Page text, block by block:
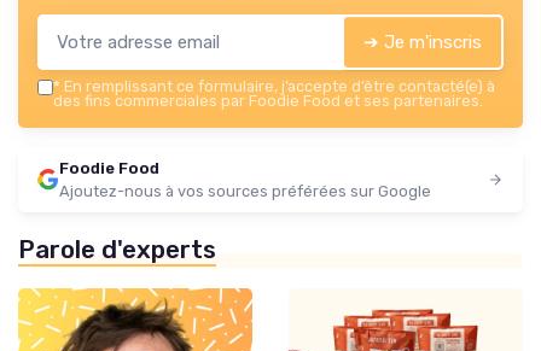
➔ Je m'inscris
* En remplissant ce formulaire, j’accepte d’être contacté(e) à
des fins commerciales par Foodie Food et ses partenaires.
Foodie Food
Ajoutez-nous à vos sources préférées sur Google
Parole d'experts